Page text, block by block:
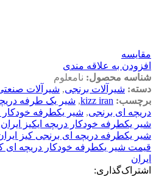
مقايسه
افزودن به علاقه مندی
شناسه محصول: نامعلوم
دسته: شیرآلات برنجی, شیرآلات
برچسب: kizz iran
, شیر یک طرفه
دریچه ای برنجی, شیر یکطرفه خودکار
شیر یکطرفه خودکار دریچه ایکیز ایران
شیر یکطرفه دریچه ای برنجی کیز
قیمت شیر یکطرفه خودکار دریچه ای
ایران
اشتراک‌گذاری: